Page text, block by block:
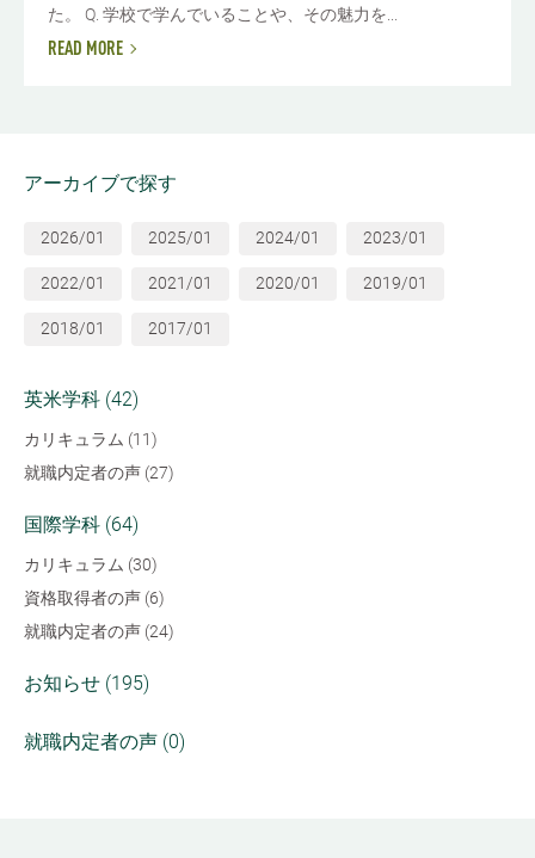
た。 Q. 学校で学んでいることや、その魅力を...
READ MORE
アーカイブで探す
2026/01 2025/01 2024/01 2023/01
2022/01 2021/01 2020/01 2019/01
2018/01 2017/01
英米学科 (42)
カリキュラム (11)
就職内定者の声 (27)
国際学科 (64)
カリキュラム (30)
資格取得者の声 (6)
就職内定者の声 (24)
お知らせ (195)
就職内定者の声 (0)